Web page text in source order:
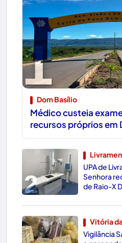
1
Dom Basílio
Médico custeia
recursos próprios em
2
UPA de
Senhora
de Raio-X
Vitória
Vigilância